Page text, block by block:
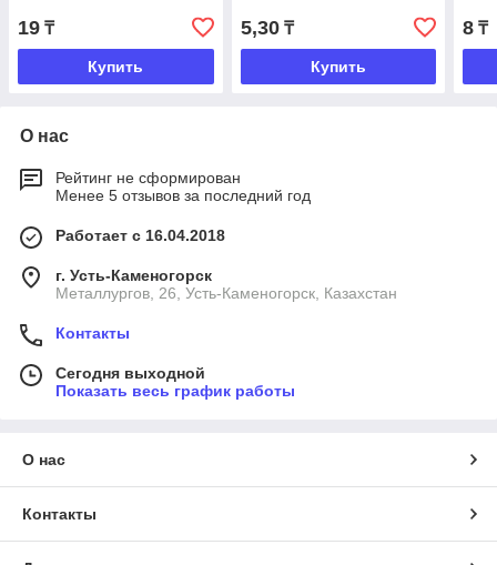
19 ₸
Купить
5,30₸
Купить
8 ₸
О нас
Рейтинг не сформирован
Менее 5 отзывов за последний год
Работает с 16.04.2018
г. Усть-Каменогорск
Металлургов, 26, Усть-Каменогорск, Казахстан
Контакты
Сегодня выходной
Показать весь график работы
О нас
Контакты